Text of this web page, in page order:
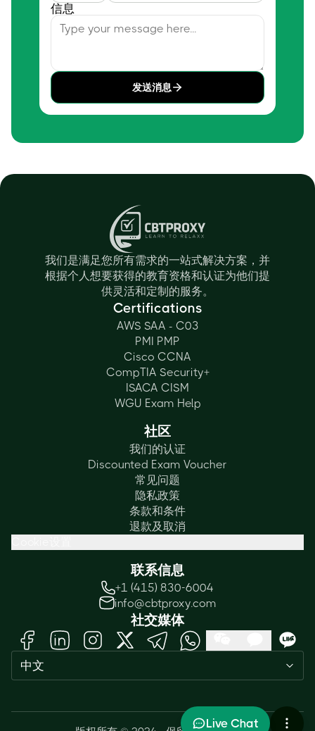
信息
发送消息
我们是满足您所有需求的一站式解决方案，并
根据个人想要获得的教育资格和认证为他们提
供灵活和定制的服务。
Certifications
AWS SAA - C03
PMI PMP
Cisco CCNA
CompTIA Security+
ISACA CISM
WGU Exam Help
社区
我们的认证
Discounted Exam Voucher
常见问题
隐私政策
条款和条件
退款及取消
联系信息
+1 (415) 830-6004
info@cbtproxy.com
社交媒体
中文
1
Live Chat